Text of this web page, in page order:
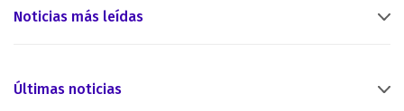
Noticias más leídas
Últimas noticias